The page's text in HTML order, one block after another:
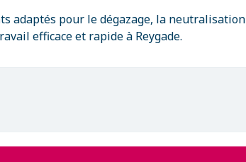
adaptés pour le dégazage, la neutralisation
efficace et rapide à Reygade.